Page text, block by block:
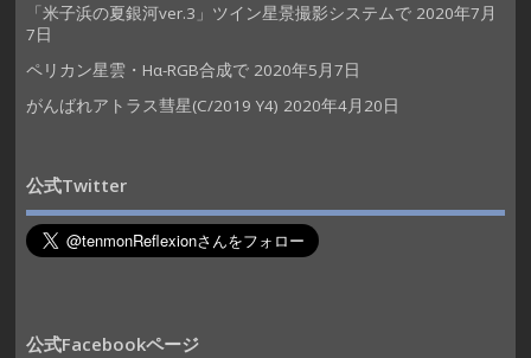
「米子浜の夏銀河ver.3」ツイン星景撮影システムで 2020年7月
7日
ペリカン星雲・Hα-RGB合成で 2020年5月7日
がんばれアトラス彗星(C/2019 Y4) 2020年4月20日
公式Twitter
公式Facebookページ